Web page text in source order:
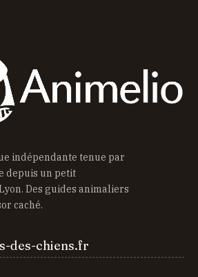
indépendante tenue par
depuis un petit
Des guides animaliers
caché.
des-chiens.fr